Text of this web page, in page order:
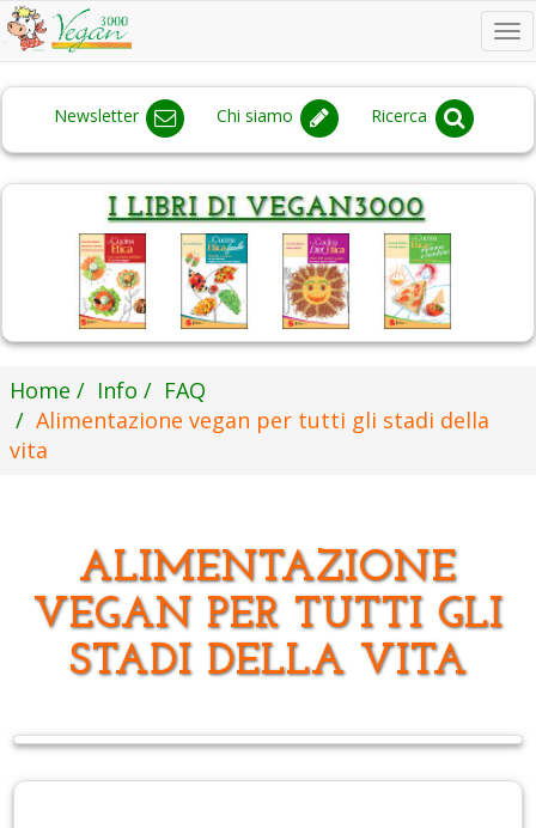
Newsletter Chi siamo Ricerca
Home Info
FAQ
Alimentazione vegan per tutti gli stadi della
vita
ALIMENTAZIONE
VEGAN PER TUTTI GLI
STADI DELLA VITA